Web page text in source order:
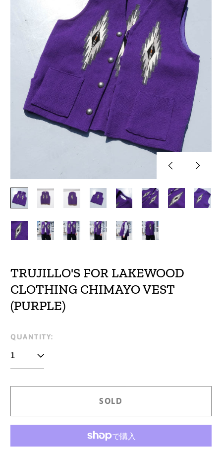
PreviousNext
TRUJILLO'S FOR LAKEWOOD
CLOTHING CHIMAYO VEST
(PURPLE)
Regular
price
QUANTITY:
SOLD